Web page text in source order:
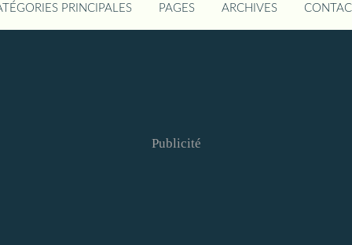
PRINCIPALES PAGES ARCHIVES
Publicité